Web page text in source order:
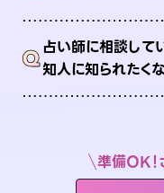
Q占い師に相談して
知人に知られたく
準備OK！